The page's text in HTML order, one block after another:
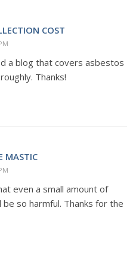
COST
a blog that covers asbestos
Thanks!
MASTIC
even a small amount of
so harmful. Thanks for the